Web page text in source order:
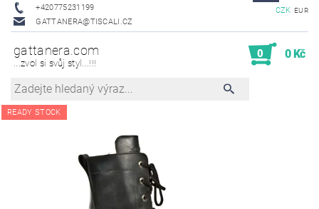
+420775231199
GATTANERA@TISCALI.CZ
CZK EUR
gattanera.com
...zvol si svůj styl...!!!
0 0 Kč
READY STOCK